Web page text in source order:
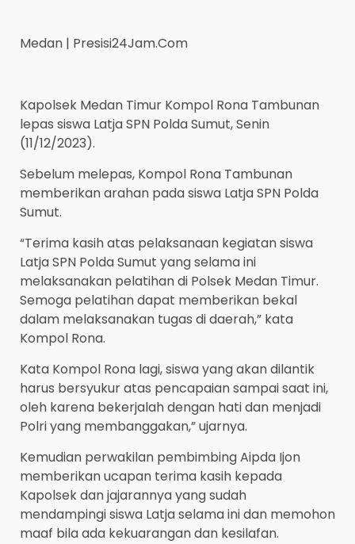
Medan | Presisi24Jam.Com
Kapolsek Medan Timur Kompol Rona Tambunan
lepas siswa Latja SPN Polda Sumut, Senin
(11/12/2023).
Sebelum melepas, Kompol Rona Tambunan
memberikan arahan pada siswa Latja SPN Polda
Sumut.
“Terima kasih atas pelaksanaan kegiatan siswa
Latja SPN Polda Sumut yang selama ini
melaksanakan pelatihan di Polsek Medan Timur.
Semoga pelatihan dapat memberikan bekal
dalam melaksanakan tugas di daerah,” kata
Kompol Rona.
Kata Kompol Rona lagi, siswa yang akan dilantik
harus bersyukur atas pencapaian sampai saat ini,
oleh karena bekerjalah dengan hati dan menjadi
Polri yang membanggakan,” ujarnya.
Kemudian perwakilan pembimbing Aipda Ijon
memberikan ucapan terima kasih kepada
Kapolsek dan jajarannya yang sudah
mendampingi siswa Latja selama ini dan memohon
maaf bila ada kekuarangan dan kesilafan.